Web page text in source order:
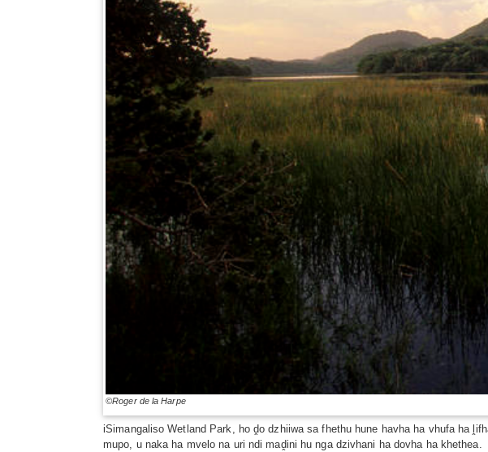
©Roger de la Harpe
iSimangaliso Wetland Park, ho ḓo dzhiiwa sa fhethu hune havha ha vhufa ha
mupo, u naka ha mvelo na uri ndi maḓini hu nga dzivhani ha dovha ha khethea.